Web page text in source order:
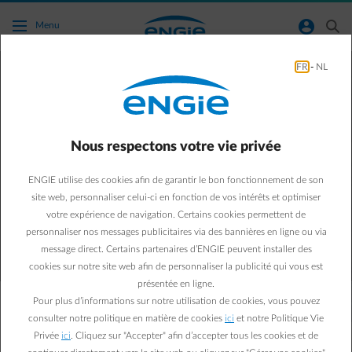
Accéder au contenu principal
Menu normal-account-circle search
panne ou un dégâtchez vous ?
À votre service 24/7
Choisir une assistance
Ah, la perspective d’une bonne douche après
FR - NL
Nous respectons votre vie privée
ENGIE utilise des cookies afin de garantir le bon fonctionnement de son
site web, personnaliser celui-ci en fonction de vos intérêts et optimiser
votre expérience de navigation. Certains cookies permettent de
personnaliser nos messages publicitaires via des bannières en ligne ou via
message direct. Certains partenaires d’ENGIE peuvent installer des
cookies sur notre site web afin de personnaliser la publicité qui vous est
présentée en ligne.
Pour plus d’informations sur notre utilisation de cookies, vous pouvez
consulter notre politique en matière de cookies ici et notre Politique Vie
Privée ici . Cliquez sur "Accepter" afin d’accepter tous les cookies et de